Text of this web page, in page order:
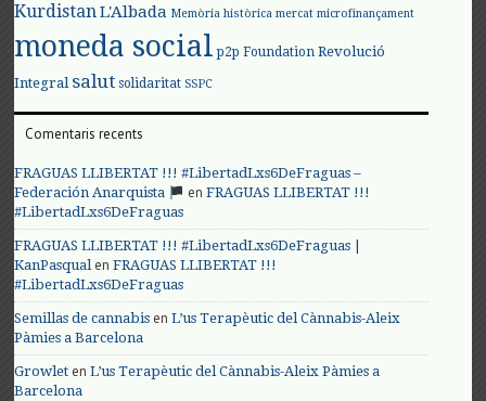
KurdistanL'Albada Memòria històrica mercat microfinançament
moneda social p2p Foundation Revolució
Integral salut solidaritat SSPC
Comentaris recents
FRAGUAS LLIBERTAT !!! #LibertadLxs6DeFraguas –
Federación Anarquista
enFRAGUAS LLIBERTAT !!!
#LibertadLxs6DeFraguas
FRAGUAS LLIBERTAT !!! #LibertadLxs6DeFraguas |
KanPasqualenFRAGUAS LLIBERTAT !!!
#LibertadLxs6DeFraguas
Semillas de cannabis enL’us Terapèutic del Cànnabis-Aleix
Pàmies a Barcelona
Growlet enL’us Terapèutic del Cànnabis-Aleix Pàmies a
Barcelona